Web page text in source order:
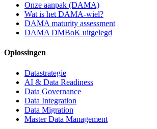
Onze aanpak (DAMA)
Wat is het DAMA-wiel?
DAMA maturity assessment
DAMA DMBoK uitgelegd
Oplossingen
Datastrategie
AI & Data Readiness
Data Governance
Data Integration
Data Migration
Master Data Management